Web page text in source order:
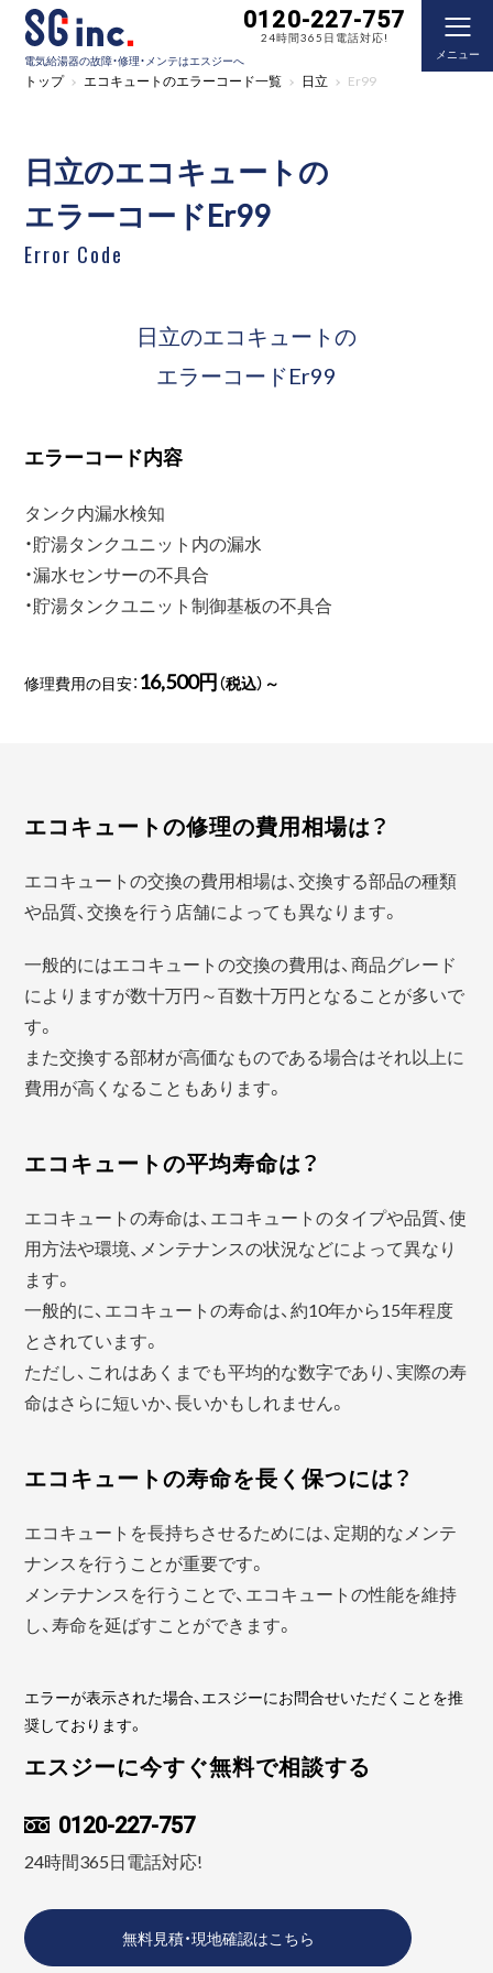
電気給湯器の故障・修理・メンテはエスジーへ
0120-227-757
24時間365日電話対応!
メニュー
トップ エコキュートのエラーコード一覧 日立 Er99
日立のエコキュートの
エラーコードEr99
Error Code
日立のエコキュートの
エラーコードEr99
エラーコード内容
タンク内漏水検知
・貯湯タンクユニット内の漏水
・漏水センサーの不具合
・貯湯タンクユニット制御基板の不具合
修理費用の目安： 16,500円（税込）～
エコキュートの修理の費用相場は？
エコキュートの交換の費用相場は、交換する部品の種類
や品質、交換を行う店舗によっても異なります。
一般的にはエコキュートの交換の費用は、商品グレード
によりますが数十万円～百数十万円となることが多いで
す。
また交換する部材が高価なものである場合はそれ以上に
費用が高くなることもあります。
エコキュートの平均寿命は？
エコキュートの寿命は、エコキュートのタイプや品質、使
用方法や環境、メンテナンスの状況などによって異なり
ます。
一般的に、エコキュートの寿命は、約10年から15年程度
とされています。
ただし、これはあくまでも平均的な数字であり、実際の寿
命はさらに短いか、長いかもしれません。
エコキュートの寿命を長く保つには？
エコキュートを長持ちさせるためには、定期的なメンテ
ナンスを行うことが重要です。
メンテナンスを行うことで、エコキュートの性能を維持
し、寿命を延ばすことができます。
エラーが表示された場合、エスジーにお問合せいただくことを推
奨しております。
エスジーに今すぐ無料で相談する
0120-227-757
24時間365日電話対応!
無料見積・現地確認はこちら